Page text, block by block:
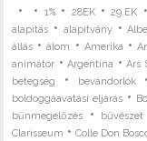
• • 1%• 28EK•29.EK
alapítás • alapítvány•
állás •álom • Amerika •
animátor •Argentína •Ars
betegség • bevándorlók
boldoggáavatási eljárás •
bűnmegelőzés • bűvészet
Clarisseum •Colle Don